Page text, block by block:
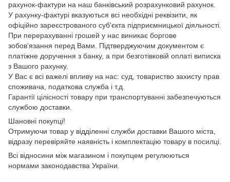
рахунок-фактури на наш банківський розрахунковий рахунок.
У рахунку-фактурі вказуються всі необхідні реквізити, як
офіційно зареєстрованого суб'єкта підприємницької діяльності.
При перерахуванні грошей у нас виникає боргове
зобов'язання перед Вами. Підтверджуючим документом є
платіжне доручення з банку, а при безготівковій оплаті виписка
з Вашого рахунку.
У Вас є всі важелі впливу на нас: суд, товариство захисту прав
споживача, податкова служба і т.д.
Гарантії цілісності товару при транспортуванні забезпечуються
службою доставки.
Шановні покупці!
Отримуючи товар у відділенні служби доставки Вашого міста,
відразу перевіряйте наявність і комплектацію товару в посилці.
Всі відносини між магазином і покупцем регулюються
нормами законодавства України.